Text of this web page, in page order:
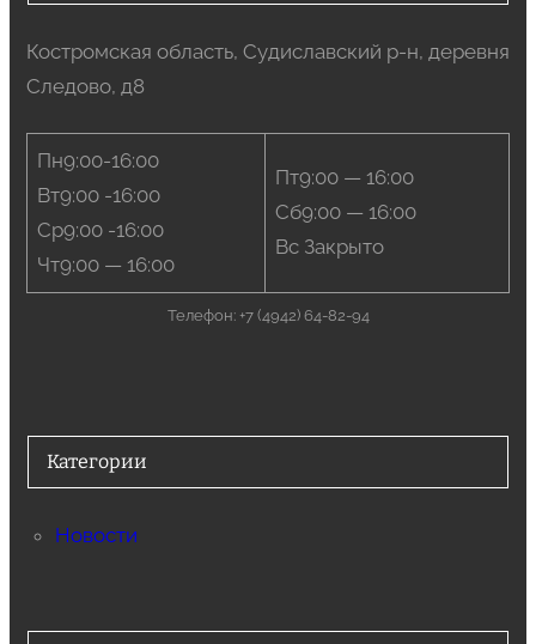
Костромская область, Судиславский р-н, деревня
Следово, д8
Пн9:00-16:00
Вт9:00 -16:00
Ср9:00 -16:00
Чт9:00 — 16:00
Пт9:00 — 16:00
Сб9:00 — 16:00
Вс Закрыто
Телефон: +7 (4942) 64-82-94
Категории
Новости